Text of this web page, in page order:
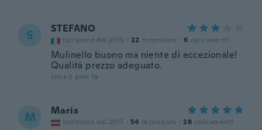
S STEFANO
Iscrizione dal 2015 · 22 recensioni · 6 caricamenti
Mulinello buono ma niente di eccezionale!
Qualità prezzo adeguato.
circa 5 anni fa
M Maris
Iscrizione dal 2017 · 54 recensioni · 28 caricamenti